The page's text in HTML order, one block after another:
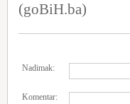
(goBiH.ba)
Nadimak:
Komentar: